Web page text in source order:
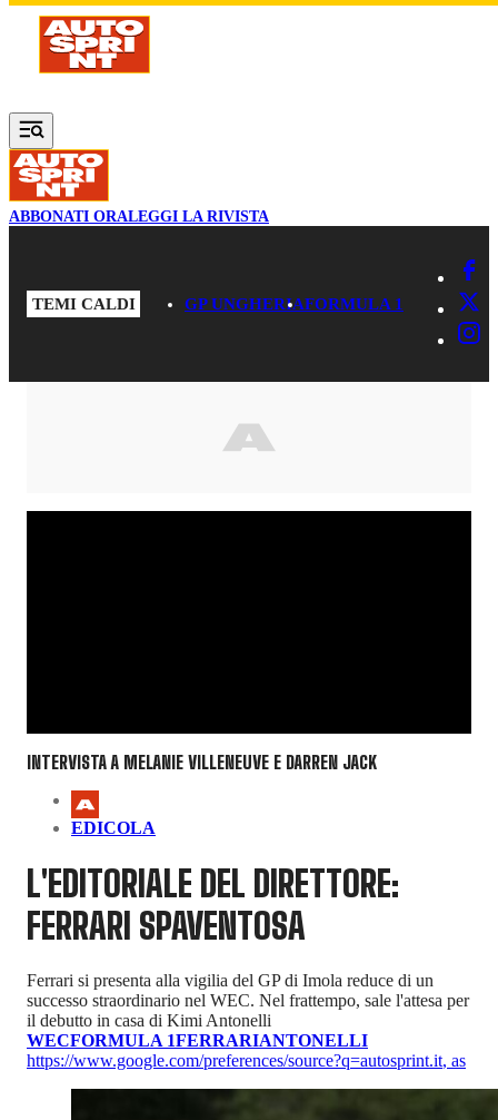
Vai al contenuto principale
ABBONATI ORALEGGI LA RIVISTA
TEMI CALDI GP UNGHERIAFORMULA 1
INTERVISTA A MELANIE VILLENEUVE E DARREN JACK
EDICOLA
L'EDITORIALE DEL DIRETTORE:
FERRARI SPAVENTOSA
Ferrari si presenta alla vigilia del GP di Imola reduce di un
successo straordinario nel WEC. Nel frattempo, sale l'attesa per
il debutto in casa di Kimi Antonelli
WECFORMULA 1FERRARIANTONELLI
https://www.google.com/preferences/source?q=autosprint.it, as